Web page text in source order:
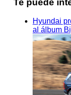
Te puede
Hyundai
al álbum